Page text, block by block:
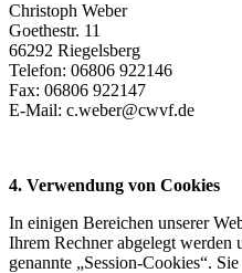
Christoph Weber
Goethestr. 11
66292 Riegelsberg
Telefon: 06806 922146
Fax: 06806 922147
E-Mail: c.weber@cwvf.de
4. Verwendung von Cookies
In einigen Bereichen unserer
Ihrem Rechner abgelegt werden
genannte „Session-Cookies“.